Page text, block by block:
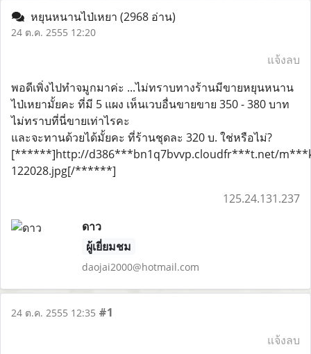
หยุนหนานไป่เหยา (2968 อ่าน)
24 ต.ค. 2555 12:20
แจ้งลบ
พอดีเพิ่งไปทำจมูกมาค่ะ ...ไม่ทราบทางร้านมีขายหยุนหนาน
ไป่เหยามั้ยคะ ที่มี 5 แผง เห็นเวบอื่นขายขาย 350 - 380 บาท
ไม่ทราบที่นี่ขายเท่าไรคะ
และจะทานด้วยได้มั้ยคะ ที่ร้านชุดละ 320 บ. ใช่หรือไม่?
[******]http://d386***bn1q7bvvp.cloudfr***t.net/
122028.jpg[/******]
125.24.131.237
ดาว
ผู้เยี่ยมชม
daojai2000@hotmail.com
24 ต.ค. 2555 12:35 #1
แจ้งลบ